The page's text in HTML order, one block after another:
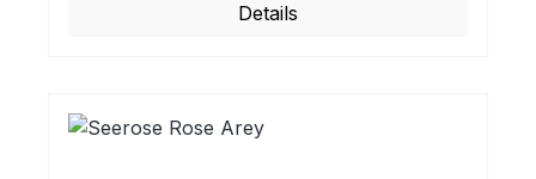
Details